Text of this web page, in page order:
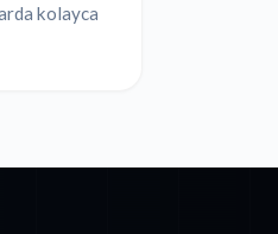
kolayca